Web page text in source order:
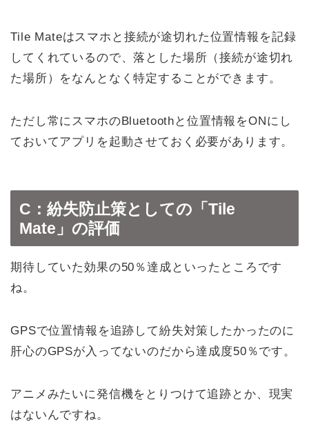
Tile Mateはスマホと接続が途切れた位置情報を記録
してくれているので、落とした場所（接続が途切れ
た場所）をなんとなく特定することができます。
ただし常にスマホのBluetoothと位置情報をONにし
ておいてアプリを起動させておく必要があります。
C：紛失防止策としての「Tile
Mate」の評価
期待していた効果の50％達成といったところです
ね。
GPSで位置情報を追跡して紛失対策したかったのに
肝心のGPSが入ってないのだから達成度50％です。
アニメみたいに発信機をとりつけて追跡とか、現実
はないんですね。